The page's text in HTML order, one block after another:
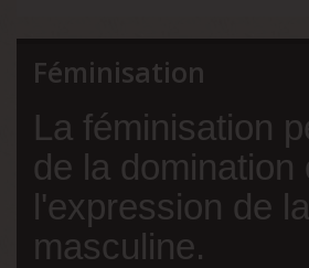
Féminisation
La féminisation
de la domination
l'expression de
masculine.